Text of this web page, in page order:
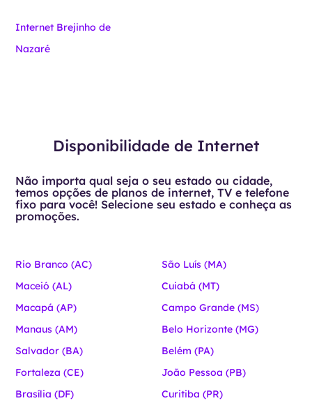
Internet Brejinho de
Nazaré
Disponibilidade de Internet
Não importa qual seja o seu estado ou cidade,
temos opções de planos de internet, TV e telefone
fixo para você! Selecione seu estado e conheça as
promoções.
Rio Branco (AC)
Maceió (AL)
Macapá (AP)
Manaus (AM)
Salvador (BA)
Fortaleza (CE)
Brasília (DF)
São Luís (MA)
Cuiabá (MT)
Campo Grande (MS)
Belo Horizonte (MG)
Belém (PA)
João Pessoa (PB)
Curitiba (PR)